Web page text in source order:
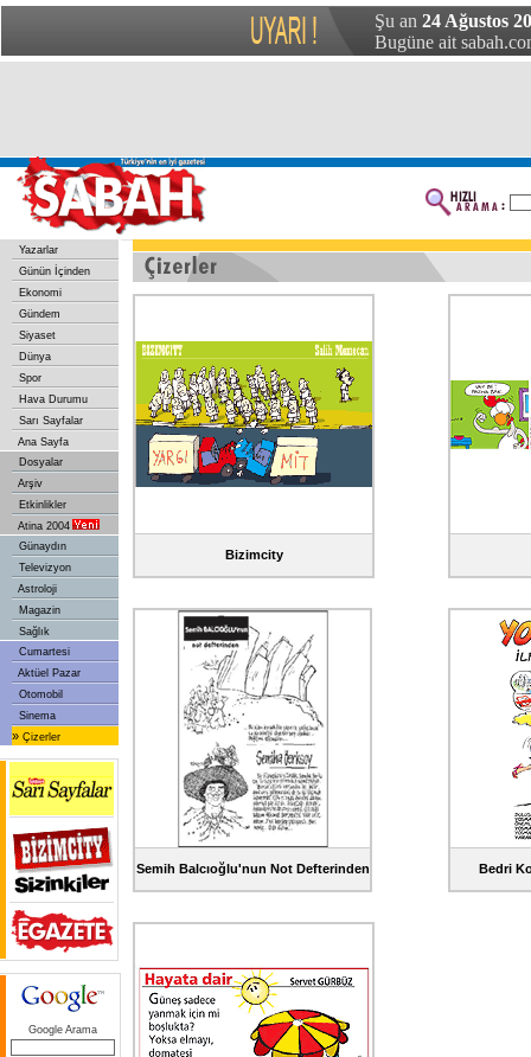
Şu an 24 Ağustos
Bugüne ait
Yazarlar
Günün İçinden
Ekonomi
Gündem
Siyaset
Dünya
Spor
Hava Durumu
Sarı Sayfalar
Ana Sayfa
Dosyalar
Arşiv
Etkinlikler
Atina 2004
Günaydın
Televizyon
Astroloji
Magazin
Sağlık
Cumartesi
Aktüel Pazar
Otomobil
Sinema
» Çizerler
Google Arama
Bizimcity
Semih Balcıoğlu'nun Not Defterinden Bedri